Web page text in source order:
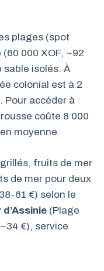
plages (spot
000 XOF, ~92
sable isolés. À
colonial est à 2
Pour accéder à
coûte 8 000
moyenne.
fruits de mer
de mer pour deux
61 €) selon le
(Plage
€), service